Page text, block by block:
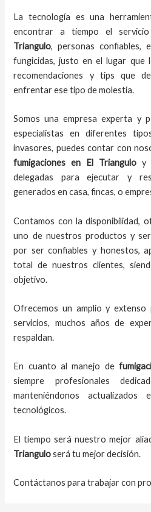
La tecnología es una
encontrar a tiempo el
Triangulo, personas confiables,
fungicidas, justo en el lugar que
recomendaciones y tips que
enfrentar ese tipo de molestia.
Somos una empresa experta y
especialistas en diferentes
invasores, puedes contar con
fumigaciones en El Trianguloy
delegadas para ejecutar y
generados en casa, fincas, o
Contamos con la disponibilidad,
uno de nuestros productos y
por ser confiables y honestos,
total de nuestros clientes,
objetivo.
Ofrecemos un amplio y
servicios, muchos años de
respaldan.
En cuanto almanejo de
siempre profesionales
manteniéndonos
tecnológicos.
El tiempo será nuestro mejor
Trianguloserá tu mejor decisión.
Contáctanos para trabajar con